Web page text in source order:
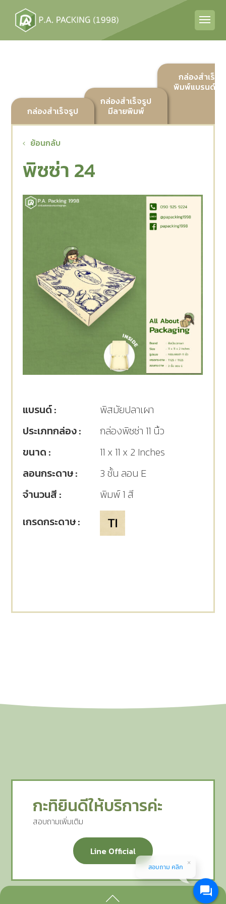
กล่องสำเร็จรูป
กล่องสำเร็จรูป
มีลายพิมพ์
กล่องสำเร็จ
พิมพ์แบรนด์ลู
ย้อนกลับ
พิซซ่า 24
แบรนด์ :
พิสมัยปลาเผา
ประเภทกล่อง :
กล่องพิซซ่า 11 นิ้ว
ขนาด :
11 x 11 x 2 Inches
ลอนกระดาษ :
3 ชั้น ลอน E
จำนวนสี :
พิมพ์ 1 สี
เกรดกระดาษ :
กะทิยินดีให้บริการค่ะ
สอบถามเพิ่มเติม
Line Official
สอบถาม คลิก